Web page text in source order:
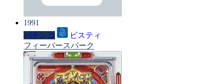
1991
パチンコ
ビスティ
フィーバースパーク